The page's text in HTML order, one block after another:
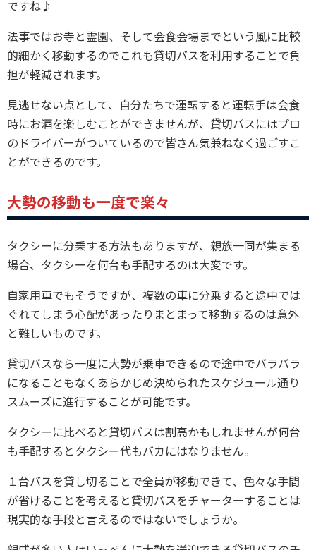
ですね♪
法事ではお寺と霊園、そして会食会場までという風に比較
的細かく移動するのでこれも貸切バスを利用することで負
担が軽減されます。
見逃せない点として、自分たちで運転すると運転手は会食
時にお酒を楽しむことができませんが、貸切バスにはプロ
のドライバーがついているので皆さん気兼ねなく過ごすこ
とができるのです。
大勢の移動も一度で楽々
タクシーに分乗する方法もありますが、親族一同が集まる
場合、タクシーを何台も手配するのは大変です。
自家用車でもそうですが、複数の車に分乗すると途中では
ぐれてしまう心配があったりまとまって移動するのは意外
と難しいものです。
貸切バスなら一度に大勢が乗車できるので途中でバラバラ
になることもなくあらかじめ決められたスケジュール通り
スムーズに進行することが可能です。
タクシーに比べると貸切バスは割高かもしれませんが何台
も手配するとタクシー代もバカにはなりません。
１台バスを貸し切ることで全員が移動できて、色々な手間
が省けることを考えると貸切バスをチャーターすることは
現実的な手段と言えるのではないでしょうか。